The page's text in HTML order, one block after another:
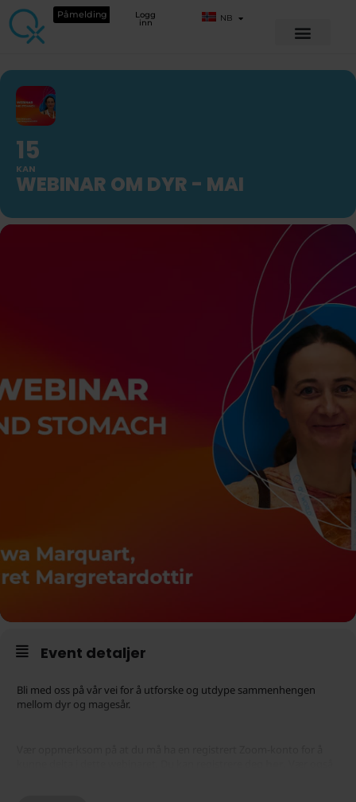
Påmelding Logg
inn NB
15
KAN
WEBINAR OM DYR - MAI
Event detaljer
Bli med oss på vår vei for å utforske og utdype sammenhengen
mellom dyr og magesår.